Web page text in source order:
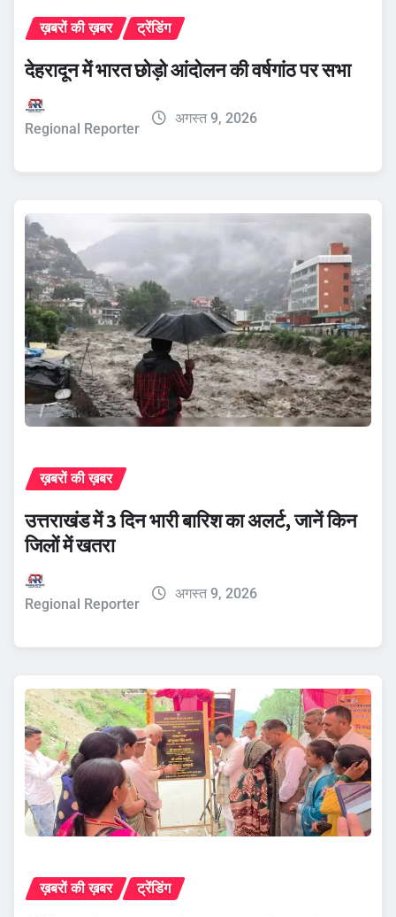
ख़बरों की ख़बर ट्रेंडिंग
देहरादून में भारत छोड़ो आंदोलन की वर्षगांठ पर सभा
Regional Reporter
अगस्त 9, 2026
ख़बरों की ख़बर
उत्तराखंड में 3 दिन भारी बारिश का अलर्ट, जानें किन
जिलों में खतरा
Regional Reporter
अगस्त 9, 2026
ख़बरों की ख़बर ट्रेंडिंग